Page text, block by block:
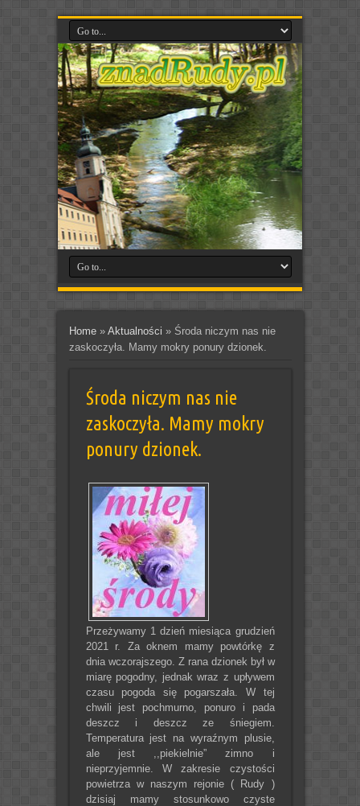
Home» Aktualności » Środa niczym nas nie
zaskoczyła. Mamy mokry ponury dzionek.
Środa niczym nas nie
zaskoczyła. Mamy mokry
ponury dzionek.
Przeżywamy 1 dzień miesiąca grudzień
2021 r. Za oknem mamy powtórkę z
dnia wczorajszego. Z rana dzionek był w
miarę pogodny, jednak wraz z upływem
czasu pogoda się pogarszała. W tej
chwili jest pochmurno, ponuro i pada
deszcz i deszcz ze śniegiem.
Temperatura jest na wyraźnym plusie,
ale jest ,,piekielnie” zimno i
nieprzyjemnie. W zakresie czystości
powietrza w naszym rejonie ( Rudy )
dzisiaj mamy stosunkowo czyste